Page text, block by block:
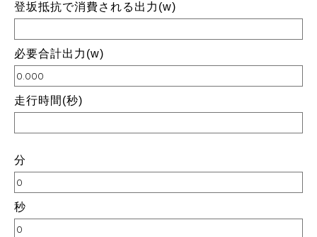
登坂抵抗で消費される出力(w)
必要合計出力(w)
走行時間(秒)
分
秒